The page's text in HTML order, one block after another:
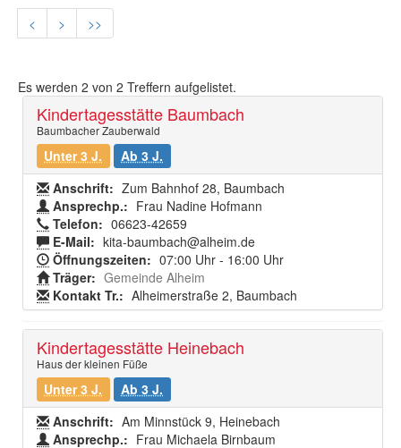
< > >>
Es werden 2 von 2 Treffern aufgelistet.
Kindertagesstätte Baumbach
Baumbacher Zauberwald
Unter 3 J.
Ab 3 J.
Anschrift: Zum Bahnhof 28, Baumbach
Ansprechp.: Frau Nadine Hofmann
Telefon: 06623-42659
E-Mail: kita-baumbach@alheim.de
Öffnungszeiten: 07:00 Uhr - 16:00 Uhr
Träger: Gemeinde Alheim
Kontakt Tr.: Alheimerstraße 2, Baumbach
Kindertagesstätte Heinebach
Haus der kleinen Füße
Unter 3 J.
Ab 3 J.
Anschrift: Am Minnstück 9, Heinebach
Ansprechp.: Frau Michaela Birnbaum